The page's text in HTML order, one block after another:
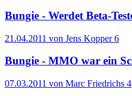
Bungie - Werdet Beta-
21.04.2011 von Jens Kopper6
Bungie - MMO war ein
07.03.2011 von Marc Friedrichs 4